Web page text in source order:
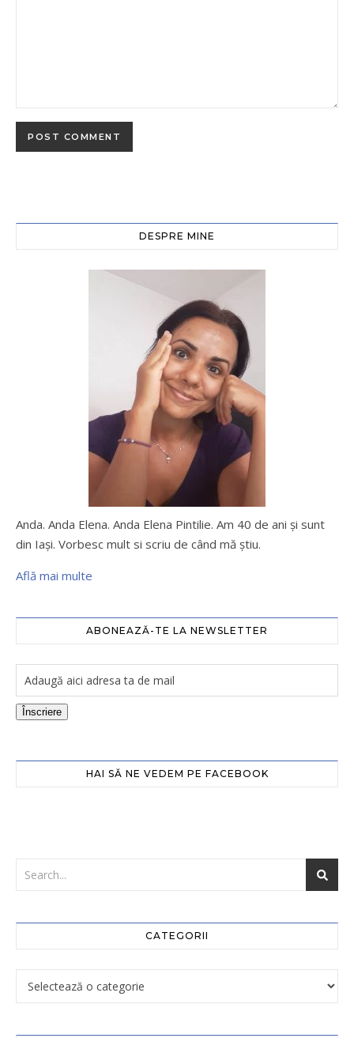
DESPRE MINE
Anda. Anda Elena. Anda Elena Pintilie. Am 40 de ani şi sunt
din Iaşi. Vorbesc mult si scriu de când mă ştiu.
Află mai multe
ABONEAZĂ-TE LA NEWSLETTER
Înscriere
HAI SĂ NE VEDEM PE FACEBOOK
CATEGORII